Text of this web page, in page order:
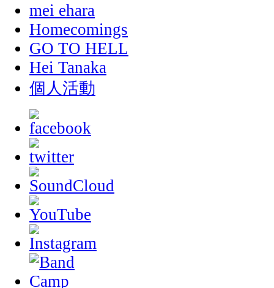
mei ehara
Homecomings
GO TO HELL
Hei Tanaka
個人活動